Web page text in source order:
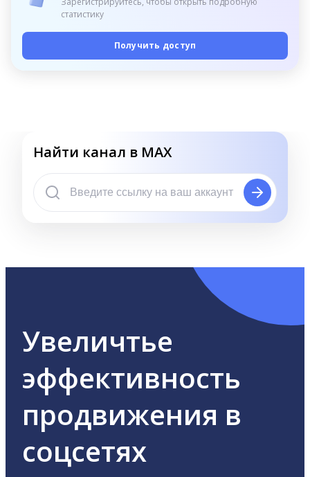
статистику
Получить доступ
Найти канал в MAX
Увеличтье
эффективность
продвижения в
соцсетях